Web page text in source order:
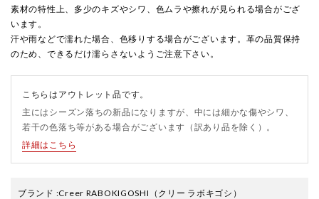
素材の特性上、多少のキズやシワ、色ムラや擦れが見られる場合がござ
います。
汗や雨などで濡れた場合、色移りする場合がございます。革の品質保持
のため、できるだけ濡らさないようご注意下さい。
こちらはアウトレット品です。
主にはシーズン落ちの新品になりますが、中には細かな傷やシワ、
若干の色落ち等がある場合がございます（訳あり品を除く）。
詳細はこちら
ブランド :Creer RABOKIGOSHI （クリー ラボキゴシ）